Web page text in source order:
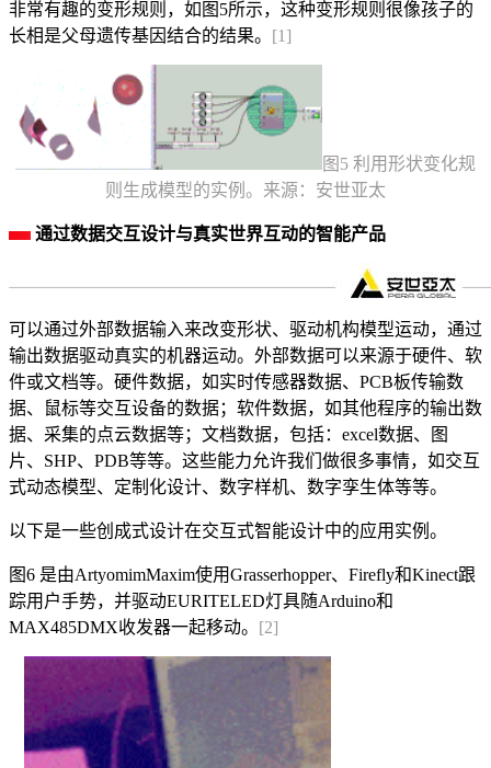
非常有趣的变形规则，如图5所示，这种变形规则很像孩子的
长相是父母遗传基因结合的结果。 [1]
图5 利用形状变化规
则生成模型的实例。来源：安世亚太
通过数据交互设计与真实世界互动的智能产品
可以通过外部数据输入来改变形状、驱动机构模型运动，通过
输出数据驱动真实的机器运动。外部数据可以来源于硬件、软
件或文档等。硬件数据，如实时传感器数据、PCB板传输数
据、鼠标等交互设备的数据；软件数据，如其他程序的输出数
据、采集的点云数据等；文档数据，包括：excel数据、图
片、SHP、PDB等等。这些能力允许我们做很多事情，如交互
式动态模型、定制化设计、数字样机、数字孪生体等等。
以下是一些创成式设计在交互式智能设计中的应用实例。
图6 是由ArtyomimMaxim使用Grasserhopper、Firefly和Kinect跟
踪用户手势，并驱动EURITELED灯具随Arduino和
MAX485DMX收发器一起移动。 [2]